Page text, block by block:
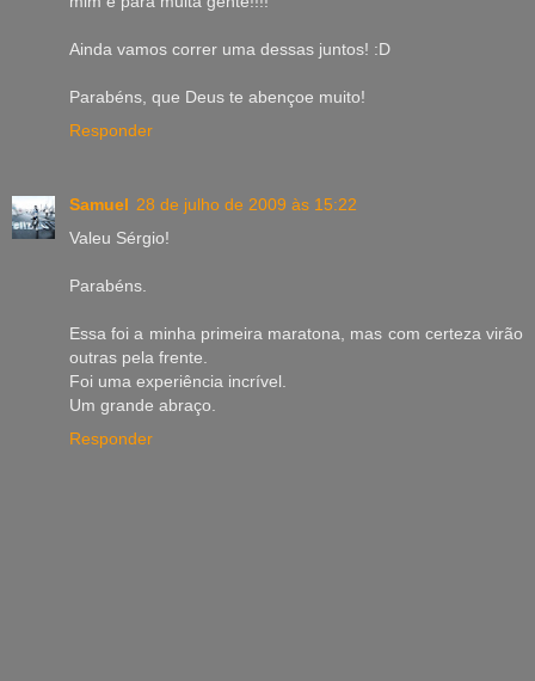
Ainda vamos correr uma dessas juntos! :D
Parabéns, que Deus te abençoe muito!
Responder
Samuel 28 de julho de 2009 às 15:22
Valeu Sérgio!
Parabéns.
Essa foi a minha primeira maratona, mas com certeza virão
outras pela frente.
Foi uma experiência incrível.
Um grande abraço.
Responder